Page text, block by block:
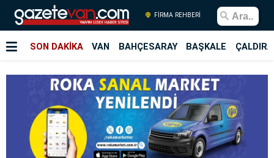
FİRMA REHBERİ
SON DAKİKA VAN BAHÇESARAY BAŞKALE